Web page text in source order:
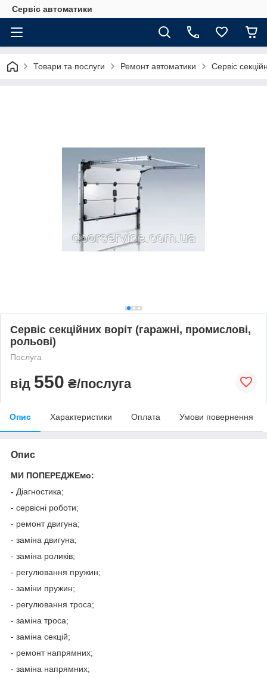
Сервіс автоматики
Товари та послуги Ремонт автоматики Сервіс
Сервіс секційних воріт (гаражні, промислові,
рольові)
Послуга
від 550 ₴/послуга
Опис Характеристики Оплата Умови повернення
Опис
МИ ПОПЕРЕДЖЕмо:
- Діагностика;
- сервісні роботи;
- ремонт двигуна;
- заміна двигуна;
- заміна роликів;
- регулювання пружин;
- заміни пружин;
- регулювання троса;
- заміна троса;
- заміна секцій;
- ремонт напрямних;
- заміна напрямних;